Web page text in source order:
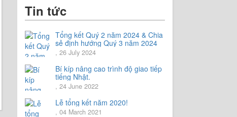
Tin tức
Tổng kết Quý 2 năm 2024 & Chia
sẻ định hướng Quý 3 năm 2024
, 26 July 2024
Bí kíp nâng cao trình độ giao tiếp
tiếng Nhật.
, 24 June 2022
Lễ tổng kết năm 2020!
, 04 March 2021